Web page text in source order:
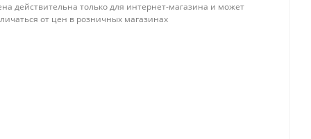
действительна только для интернет-магазина и может
от цен в розничных магазинах